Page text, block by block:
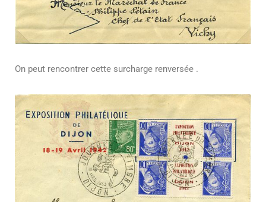
On peut rencontrer cette surcharge renversée .